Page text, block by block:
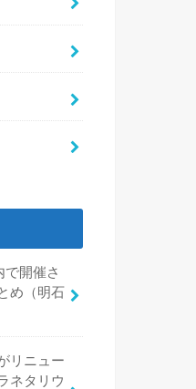
で開催さ
め（明石
リニュー
ネタリウ